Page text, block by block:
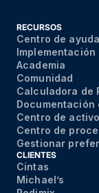
RECURSOS
Centro de ayuda
Implementación
Academia
Comunidad
Calculadora de
Documentación
Centro de
Centro de
Gestionar
CLIENTES
Cintas
Michael’s